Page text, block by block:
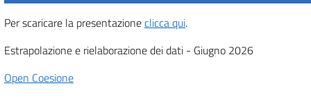
Per scaricare la presentazioneclicca qui.
Estrapolazione e rielaborazione dei dati - Giugno 2026
Open Coesione